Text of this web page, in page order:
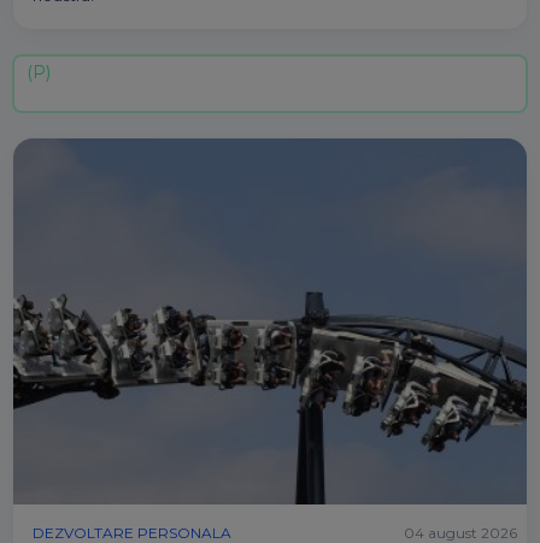
DEZVOLTARE PERSONALA 04 august 2026